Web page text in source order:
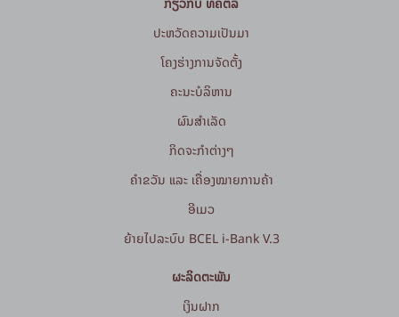
ປະຫວັດຄວາມເປັນມາ
ໂຄງຮ່າງການຈັດຕັ້ງ
ຄະນະບໍລິຫານ
ຜົນສຳເລັດ
ກິດຈະກໍາຕ່າງໆ
ຄຳຂວັນ ແລະ ເຄື່ອງໝາຍການຄ້າ
ອີເມວ
ຍ້າຍໄປລະບົບ BCEL i-Bank V.3
ຜະລິດຕະພັນ
ເງິນຝາກ